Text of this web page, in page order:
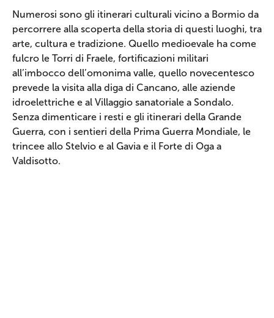
Numerosi sono gli itinerari culturali vicino a Bormio da
percorrere alla scoperta della storia di questi luoghi, tra
arte, cultura e tradizione. Quello medioevale ha come
fulcro le Torri di Fraele, fortificazioni militari
all’imbocco dell’omonima valle, quello novecentesco
prevede la visita alla diga di Cancano, alle aziende
idroelettriche e al Villaggio sanatoriale a Sondalo.
Senza dimenticare i resti e gli itinerari della Grande
Guerra, con i sentieri della Prima Guerra Mondiale, le
trincee allo Stelvio e al Gavia e il Forte di Oga a
Valdisotto.